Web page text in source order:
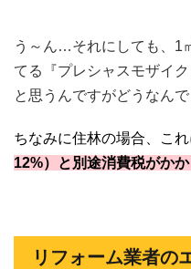
う～ん…それにしても、1
てる『プレシャスモザイ
と思うんですがどうなん
ちなみに住林の場合、こ
12%）と別途消費税がかか
リフォーム業者の